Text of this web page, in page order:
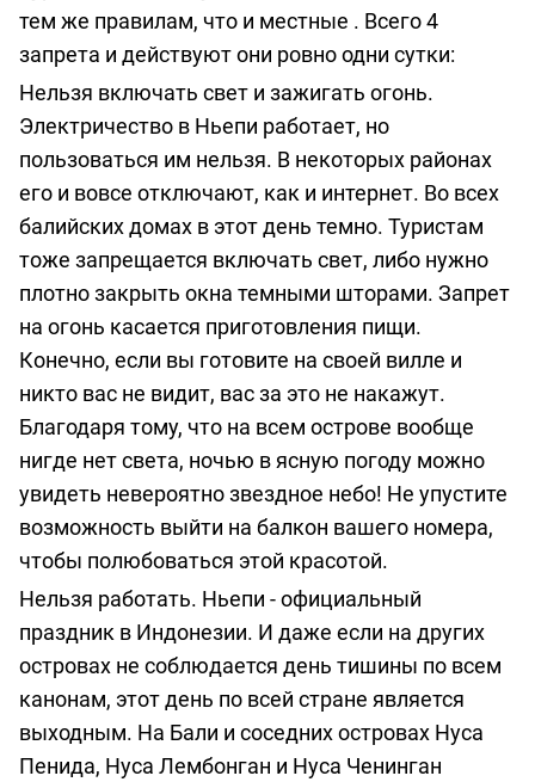
тем же правилам, что и местные . Всего 4
запрета и действуют они ровно одни сутки:
Нельзя включать свет и зажигать огонь.
Электричество в Ньепи работает, но
пользоваться им нельзя. В некоторых районах
его и вовсе отключают, как и интернет. Во всех
балийских домах в этот день темно. Туристам
тоже запрещается включать свет, либо нужно
плотно закрыть окна темными шторами. Запрет
на огонь касается приготовления пищи.
Конечно, если вы готовите на своей вилле и
никто вас не видит, вас за это не накажут.
Благодаря тому, что на всем острове вообще
нигде нет света, ночью в ясную погоду можно
увидеть невероятно звездное небо! Не упустите
возможность выйти на балкон вашего номера,
чтобы полюбоваться этой красотой.
Нельзя работать. Ньепи - официальный
праздник в Индонезии. И даже если на других
островах не соблюдается день тишины по всем
канонам, этот день по всей стране является
выходным. На Бали и соседних островах Нуса
Пенида, Нуса Лембонган и Нуса Ченинган